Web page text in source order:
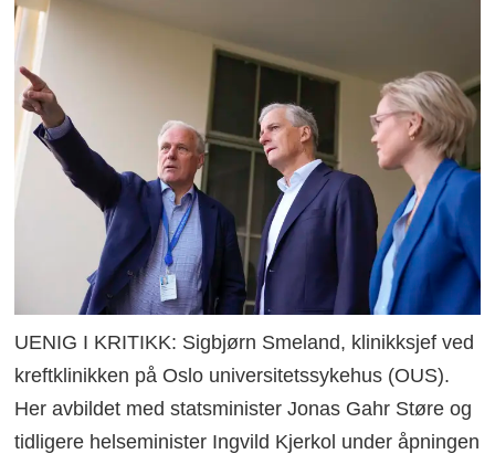
UENIG I KRITIKK: Sigbjørn Smeland, klinikksjef ved
kreftklinikken på Oslo universitetssykehus (OUS).
Her avbildet med statsminister Jonas Gahr Støre og
tidligere helseminister Ingvild Kjerkol under åpningen